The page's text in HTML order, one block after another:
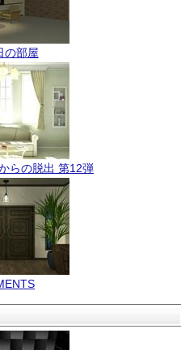
の部屋
らの脱出 第12弾